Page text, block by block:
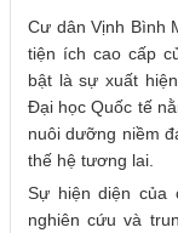
Cư dân Vịnh Bình
tiện ích cao cấp
bật là sự xuất
Đại học Quốc tế
nuôi dưỡng niềm
thế hệ tương lai.
Sự hiện diện của
nghiên cứu và